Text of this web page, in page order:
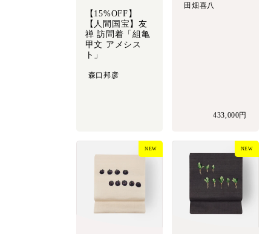
【15%OFF】
【人間国宝】友
禅 訪問着「組亀
甲文 アメシス
ト」
森口邦彦
田畑喜八
433,000円
NEW NEW